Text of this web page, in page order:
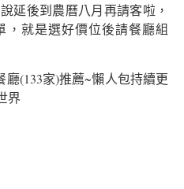
延後到農曆八月再請客啦，
，就是選好價位後請餐廳組